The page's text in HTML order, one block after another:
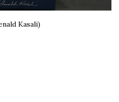
Kasali)